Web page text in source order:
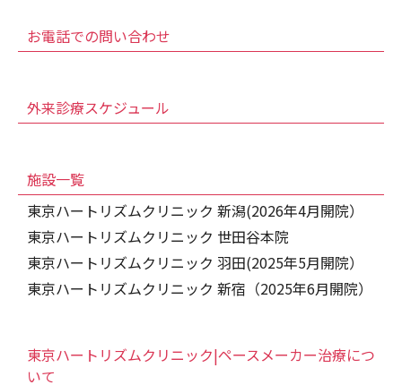
お電話での問い合わせ
外来診療スケジュール
施設一覧
東京ハートリズムクリニック 新潟(2026年4月開院）
東京ハートリズムクリニック 世田谷本院
東京ハートリズムクリニック 羽田(2025年5月開院）
東京ハートリズムクリニック 新宿（2025年6月開院）
東京ハートリズムクリニック|ペースメーカー治療につ
いて